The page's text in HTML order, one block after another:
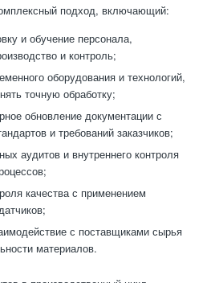
подход, включающий:
и обучение персонала,
и контроль;
оборудования и технологий,
точную обработку;
обновление документации с
и требований заказчиков;
аудитов и внутреннего контроля
качества с применением
с поставщиками сырья
материалов.